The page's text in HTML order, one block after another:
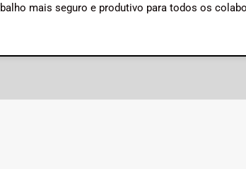
mais seguro e produtivo para todos os